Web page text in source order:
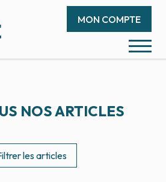
MON COMPTE
NOS ARTICLES
les articles